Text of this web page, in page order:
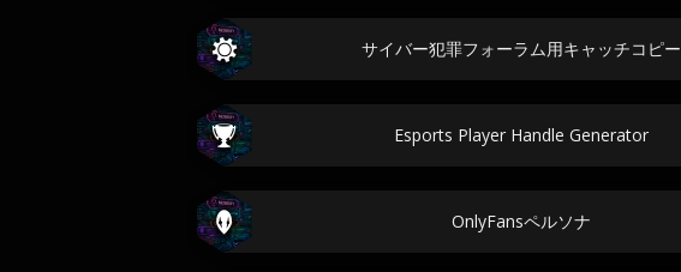
サイバー犯罪フォーラム用キャッチコピー
Esports Player Handle Generator
OnlyFansペルソナ